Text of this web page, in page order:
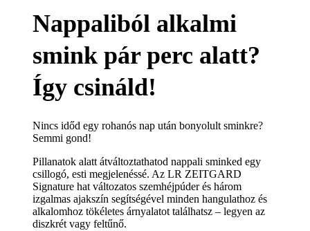
Nappaliból alkalmi
smink pár perc alatt?
Így csináld!
Nincs időd egy rohanós nap után bonyolult sminkre?
Semmi gond!
Pillanatok alatt átváltoztathatod nappali sminked egy
csillogó, esti megjelenéssé. Az LR ZEITGARD
Signature hat változatos szemhéjpúder és három
izgalmas ajakszín segítségével minden hangulathoz és
alkalomhoz tökéletes árnyalatot találhatsz – legyen az
diszkrét vagy feltűnő.